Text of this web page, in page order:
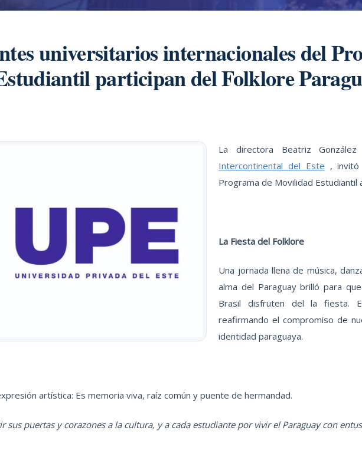
universitarios internacionales del
participan del Folklore
La directora Beatriz
Intercontinental del Este , invitó
Programa de Movilidad Estudiantil
La Fiesta del Folklore
Una jornada llena de música,
alma del Paraguay brilló para
Brasil disfruten del la fiesta.
reafirmando el compromiso de
identidad paraguaya.
artística: Es memoria viva, raíz común y puente de hermandad.
sus puertas y corazones a la cultura, y a cada estudiante por vivir el Paraguay con